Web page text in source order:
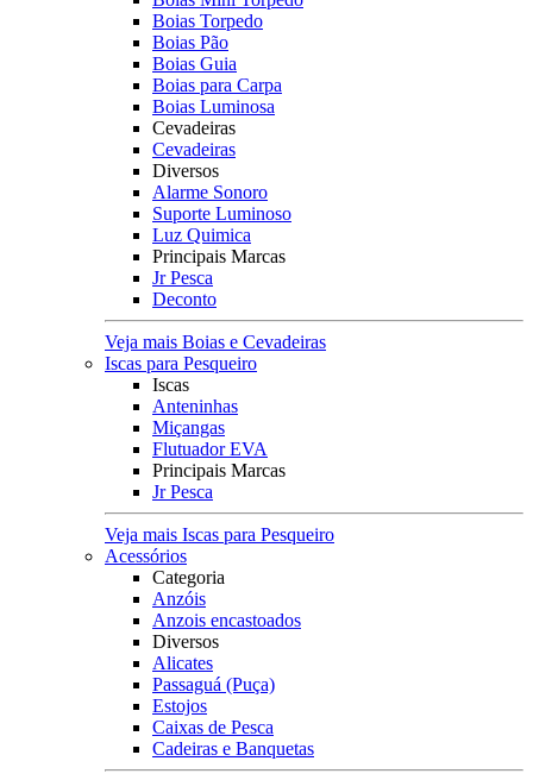
Boias Torpedo
Boias Pão
Boias Guia
Boias para Carpa
Boias Luminosa
Cevadeiras
Cevadeiras
Diversos
Alarme Sonoro
Suporte Luminoso
Luz Quimica
Principais Marcas
Jr Pesca
Deconto
Veja mais Boias e Cevadeiras
Iscas para Pesqueiro
Iscas
Anteninhas
Miçangas
Flutuador EVA
Principais Marcas
Jr Pesca
Veja mais Iscas para Pesqueiro
Acessórios
Categoria
Anzóis
Anzois encastoados
Diversos
Alicates
Passaguá (Puça)
Estojos
Caixas de Pesca
Cadeiras e Banquetas